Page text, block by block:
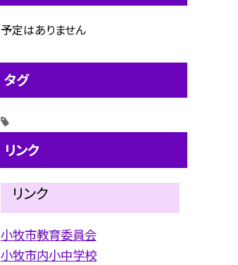
予定はありません
タグ
リンク
リンク
小牧市教育委員会
小牧市内小中学校